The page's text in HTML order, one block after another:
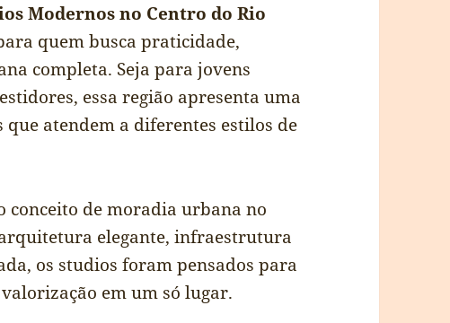
Modernos no Centro do Rio
quem busca praticidade,
completa. Seja para jovens
essa região apresenta uma
atendem a diferentes estilos de
conceito de moradia urbana no
elegante, infraestrutura
os studios foram pensados para
em um só lugar.